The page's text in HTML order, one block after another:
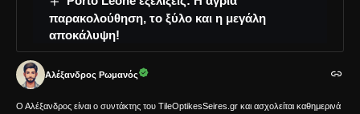
παρακολούθηση, το ξύλο και η μεγάλη
αποκάλυψη!
Αλέξανδρος Ρωμανός
Ο Αλέξανδρος είναι ο συντάκτης του TileOptikesSeires.gr και ασχολείται καθημερινά